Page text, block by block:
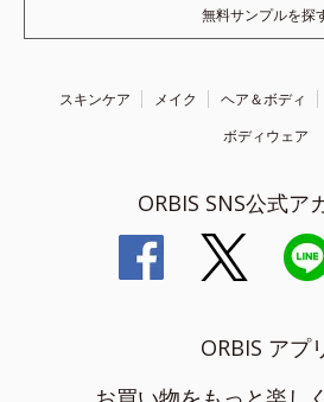
無料サンプルを探
スキンケア メイク ヘア＆ボディ
ボディウェア
ORBIS SNS公式ア
ORBIS アプ